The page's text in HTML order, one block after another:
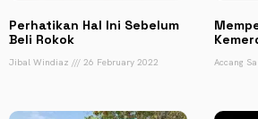
Perhatikan Hal Ini Sebelum
Beli Rokok
Jibal Windiaz 26 February 2022 Accang